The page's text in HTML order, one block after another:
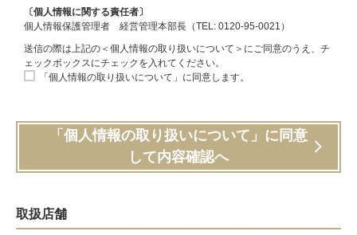
〔個人情報に関する責任者〕
個人情報保護管理者 経営管理本部長（TEL: 0120-95-0021）
送信の際は上記の＜個人情報の取り扱いについて＞にご同意のうえ、チ
ェックボックスにチェックを入れてください。
「個人情報の取り扱いについて」に同意します。
「個人情報の取り扱いについて」に同意
して内容確認へ
取扱店舗